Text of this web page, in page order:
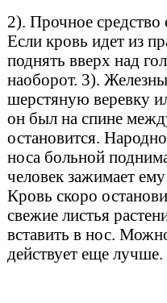
2). Прочное средство
Если кровь идет из
поднять вверх над
наоборот. 3).
шерстяную веревку
он был на спине
остановится.
носа больной
человек зажимает
Кровь скоро
свежие листья
вставить в нос.
действует еще лучше.